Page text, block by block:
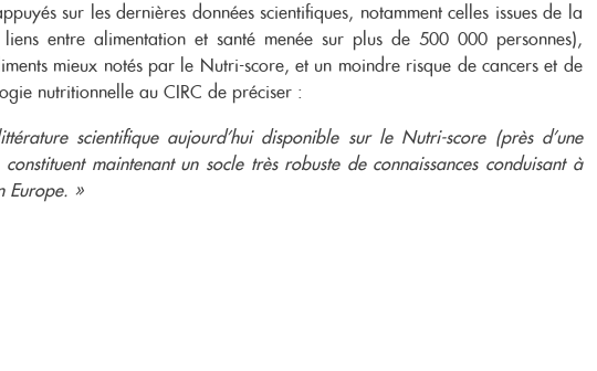
sur les dernières données scientifiques, notamment celles issues de la
entre alimentation et santé menée sur plus de 500 000 personnes),
mieux notés par le Nutri-score, et un moindre risque de cancers et de
nutritionnelle au CIRC de préciser :
scientifique aujourd’hui disponible sur le Nutri-score (près d’une
maintenant un socle très robuste de connaissances conduisant à
Europe. »